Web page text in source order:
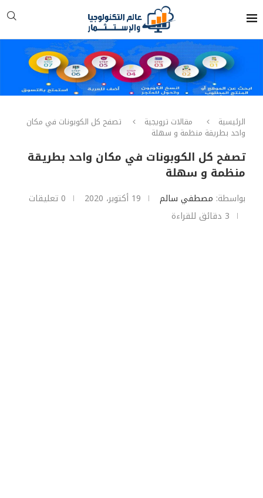
الرئيسية مقالات ترويجية تصفح كل الكوبونات في مكان
واحد بطريقة منظمة و سهلة
تصفح كل الكوبونات في مكان واحد بطريقة
منظمة و سهلة
بواسطة: مصطفي سالم 19 أكتوبر، 2020
0 تعليقات
3 دقائق للقراءة